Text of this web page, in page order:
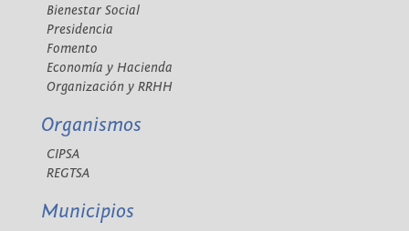
Bienestar Social
Presidencia
Fomento
Economía y Hacienda
Organización y RRHH
Organismos
CIPSA
REGTSA
Municipios